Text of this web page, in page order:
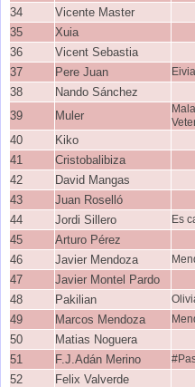
34 Vicente Master
35 Xuia
36 Vicent Sebastia
37 Pere Juan
38 Nando Sánchez
39 Muler
40 Kiko
41 Cristobalibiza
42 David Mangas
43 Juan Roselló
44 Jordi Sillero Es
45 Arturo Pérez
46 Javier Mendoza
47 Javier Montel Pardo
48 Pakilian
49 Marcos Mendoza
50 Matias Noguera
51 F.J.Adán Merino
52 Felix Valverde